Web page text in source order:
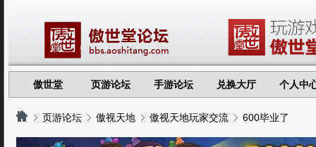
傲世堂 页游论坛 手游论坛 兑换大厅 个人中
页游论坛 傲视天地 傲视天地玩家交流 600毕业了